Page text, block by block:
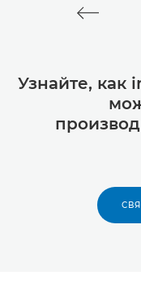
Узнайте, как